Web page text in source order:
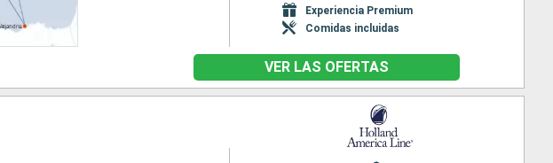
Experiencia Premium
Comidas incluidas
VER LAS OFERTAS